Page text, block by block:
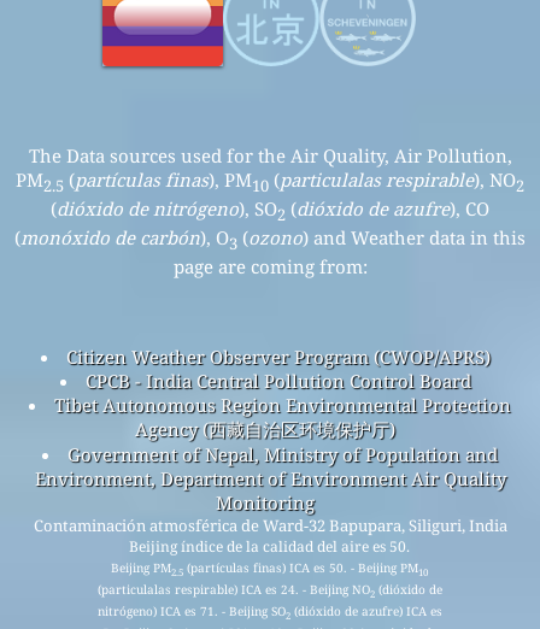
The Data sources used for the Air Quality, Air Pollution,
PM2.5 (partículas finas), PM10 (particulalas respirable), NO2
(dióxido de nitrógeno), SO2 (dióxido de azufre), CO
(monóxido de carbón), O3 (ozono) and Weather data in this
page are coming from:
Citizen Weather Observer Program (CWOP/APRS)
CPCB - India Central Pollution Control Board
Tibet Autonomous Region Environmental Protection
Agency (西藏自治区环境保护厅)
Government of Nepal, Ministry of Population and
Environment, Department of Environment Air Quality
Monitoring
Contaminación atmosférica de Ward-32 Bapupara, Siliguri, India
Beijing índice de la calidad del aire es 50.
Beijing PM2.5 (partículas finas) ICA es 50. - Beijing PM10
(particulalas respirable) ICA es 24. - Beijing NO2(dióxido de
nitrógeno) ICA es 71. - Beijing SO2(dióxido de azufre) ICA es